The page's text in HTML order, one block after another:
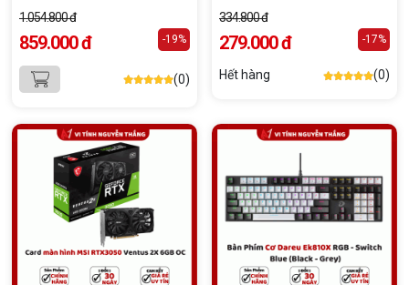
1.054.800 đ
859.000 đ -19%
(0)
334.800 đ
279.000 đ -17%
Hết hàng (0)